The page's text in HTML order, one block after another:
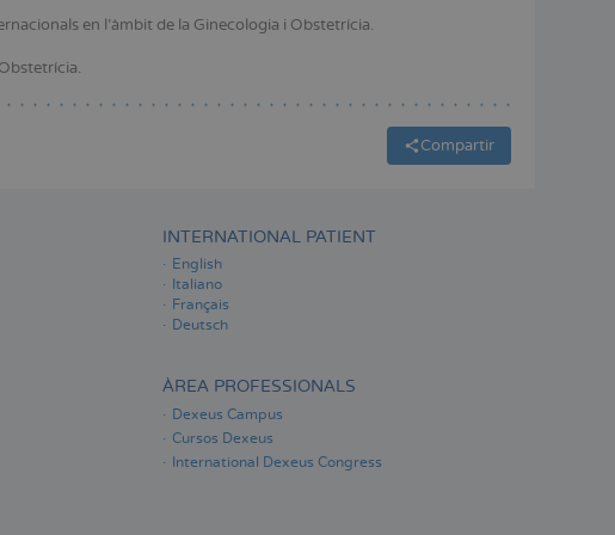
en l'àmbit de la Ginecologia i Obstetrícia.
Compartir
INTERNATIONAL PATIENT
English
Italiano
Français
Deutsch
ÀREA PROFESSIONALS
Dexeus Campus
Cursos Dexeus
International Dexeus Congress
ESPAÑOL